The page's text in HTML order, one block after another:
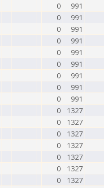
0
991
0
991
0
991
0
991
0
991
0
991
0
991
0
991
0
991
0
1327
0
1327
0
1327
0
1327
0
1327
0
1327
0
1327